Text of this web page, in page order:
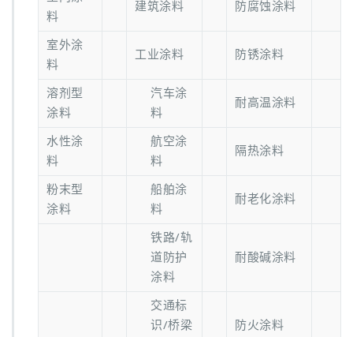
料
建筑涂料 防腐蚀涂料
室外涂
料
工业涂料 防锈涂料
溶剂型
涂料
汽车涂
料
耐高温涂料
水性涂
料
航空涂
料
隔热涂料
粉末型
涂料
船舶涂
料
耐老化涂料
铁路/轨
道防护
涂料
耐酸碱涂料
交通标
识/桥梁
防火涂料